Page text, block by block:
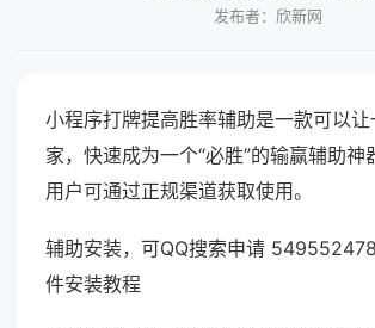
发布者：欣新网
小程序打牌提高胜率辅助是一款可以
家，快速成为一个“必胜”的输赢辅助神
用户可通过正规渠道获取使用。
辅助安装，可QQ搜索申请
件安装教程